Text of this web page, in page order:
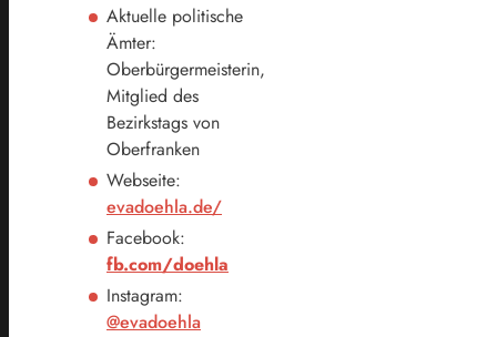
Aktuelle politische
Ämter:
Oberbürgermeisterin,
Mitglied des
Bezirkstags von
Oberfranken
Webseite:
evadoehla.de/
Facebook:
fb.com/doehla
Instagram:
@evadoehla